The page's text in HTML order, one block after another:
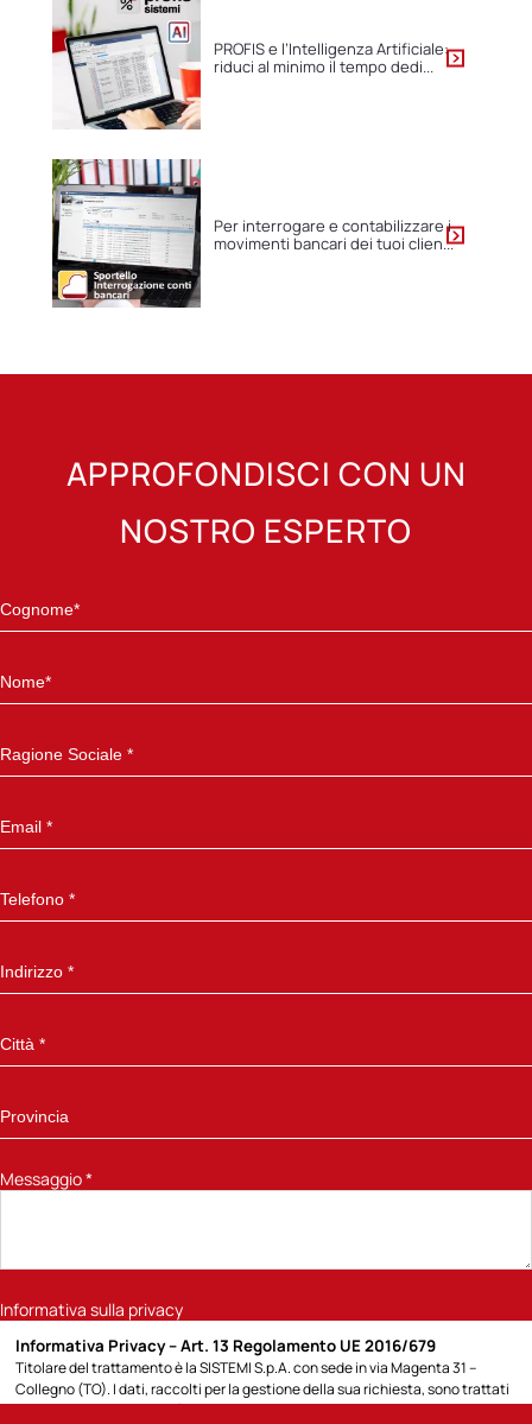
PROFIS e l’Intelligenza Artificiale:
riduci al minimo il tempo dedi...
Per interrogare e contabilizzare i
movimenti bancari dei tuoi clien...
APPROFONDISCI CON UN
NOSTRO ESPERTO
Messaggio*
Informativa sulla privacy
Informativa Privacy – Art. 13 Regolamento UE 2016/679
Titolare del trattamento è la SISTEMI S.p.A. con sede in via Magenta 31 –
Collegno (TO). I dati, raccolti per la gestione della sua richiesta, sono trattati
per la seguente finalità: 1) rispondere alla richiesta di informazioni sui prodotti